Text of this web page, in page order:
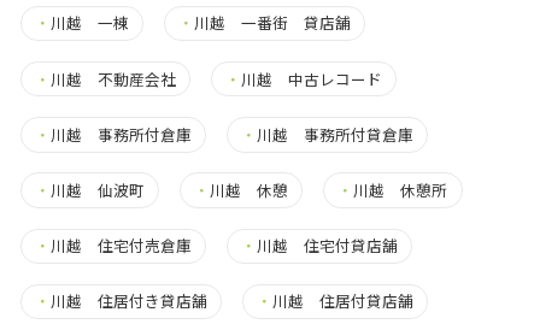
・ 川越 一棟 ・ 川越 一番街 貸店舗
・ 川越 不動産会社 ・ 川越 中古レコード
・ 川越 事務所付倉庫 ・ 川越 事務所付貸倉庫
・ 川越 仙波町 ・ 川越 休憩 ・ 川越 休憩所
・ 川越 住宅付売倉庫 ・ 川越 住宅付貸店舗
・ 川越 住居付き貸店舗 ・ 川越 住居付貸店舗